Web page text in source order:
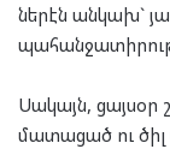
նե­րէն ան­կախ`
Սա­կայն,
մա­տա­ցած ու